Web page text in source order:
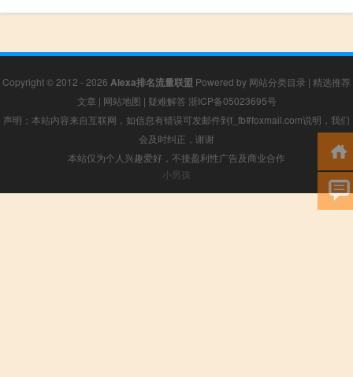
Copyright © 2012 - 2026 Alexa排名流量联盟 Powered by 网站分类目录 | 精选推荐
文章 | 网站地图 | 疑难解答 浙ICP备05023695号
声明：本站内容来自互联网，如信息有错误可发邮件到f_fb#foxmail.com说明，我们
会及时纠正，谢谢
本站仅为个人兴趣爱好，不接盈利性广告及商业合作
小男孩